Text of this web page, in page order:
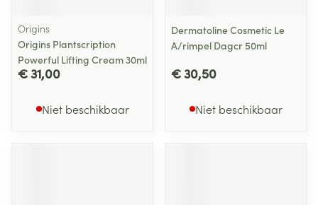
Origins
Origins Plantscription
Powerful Lifting Cream 30ml
€ 31,00
Niet beschikbaar
Dermatoline Cosmetic Le
A/rimpel Dagcr 50ml
€ 30,50
Niet beschikbaar